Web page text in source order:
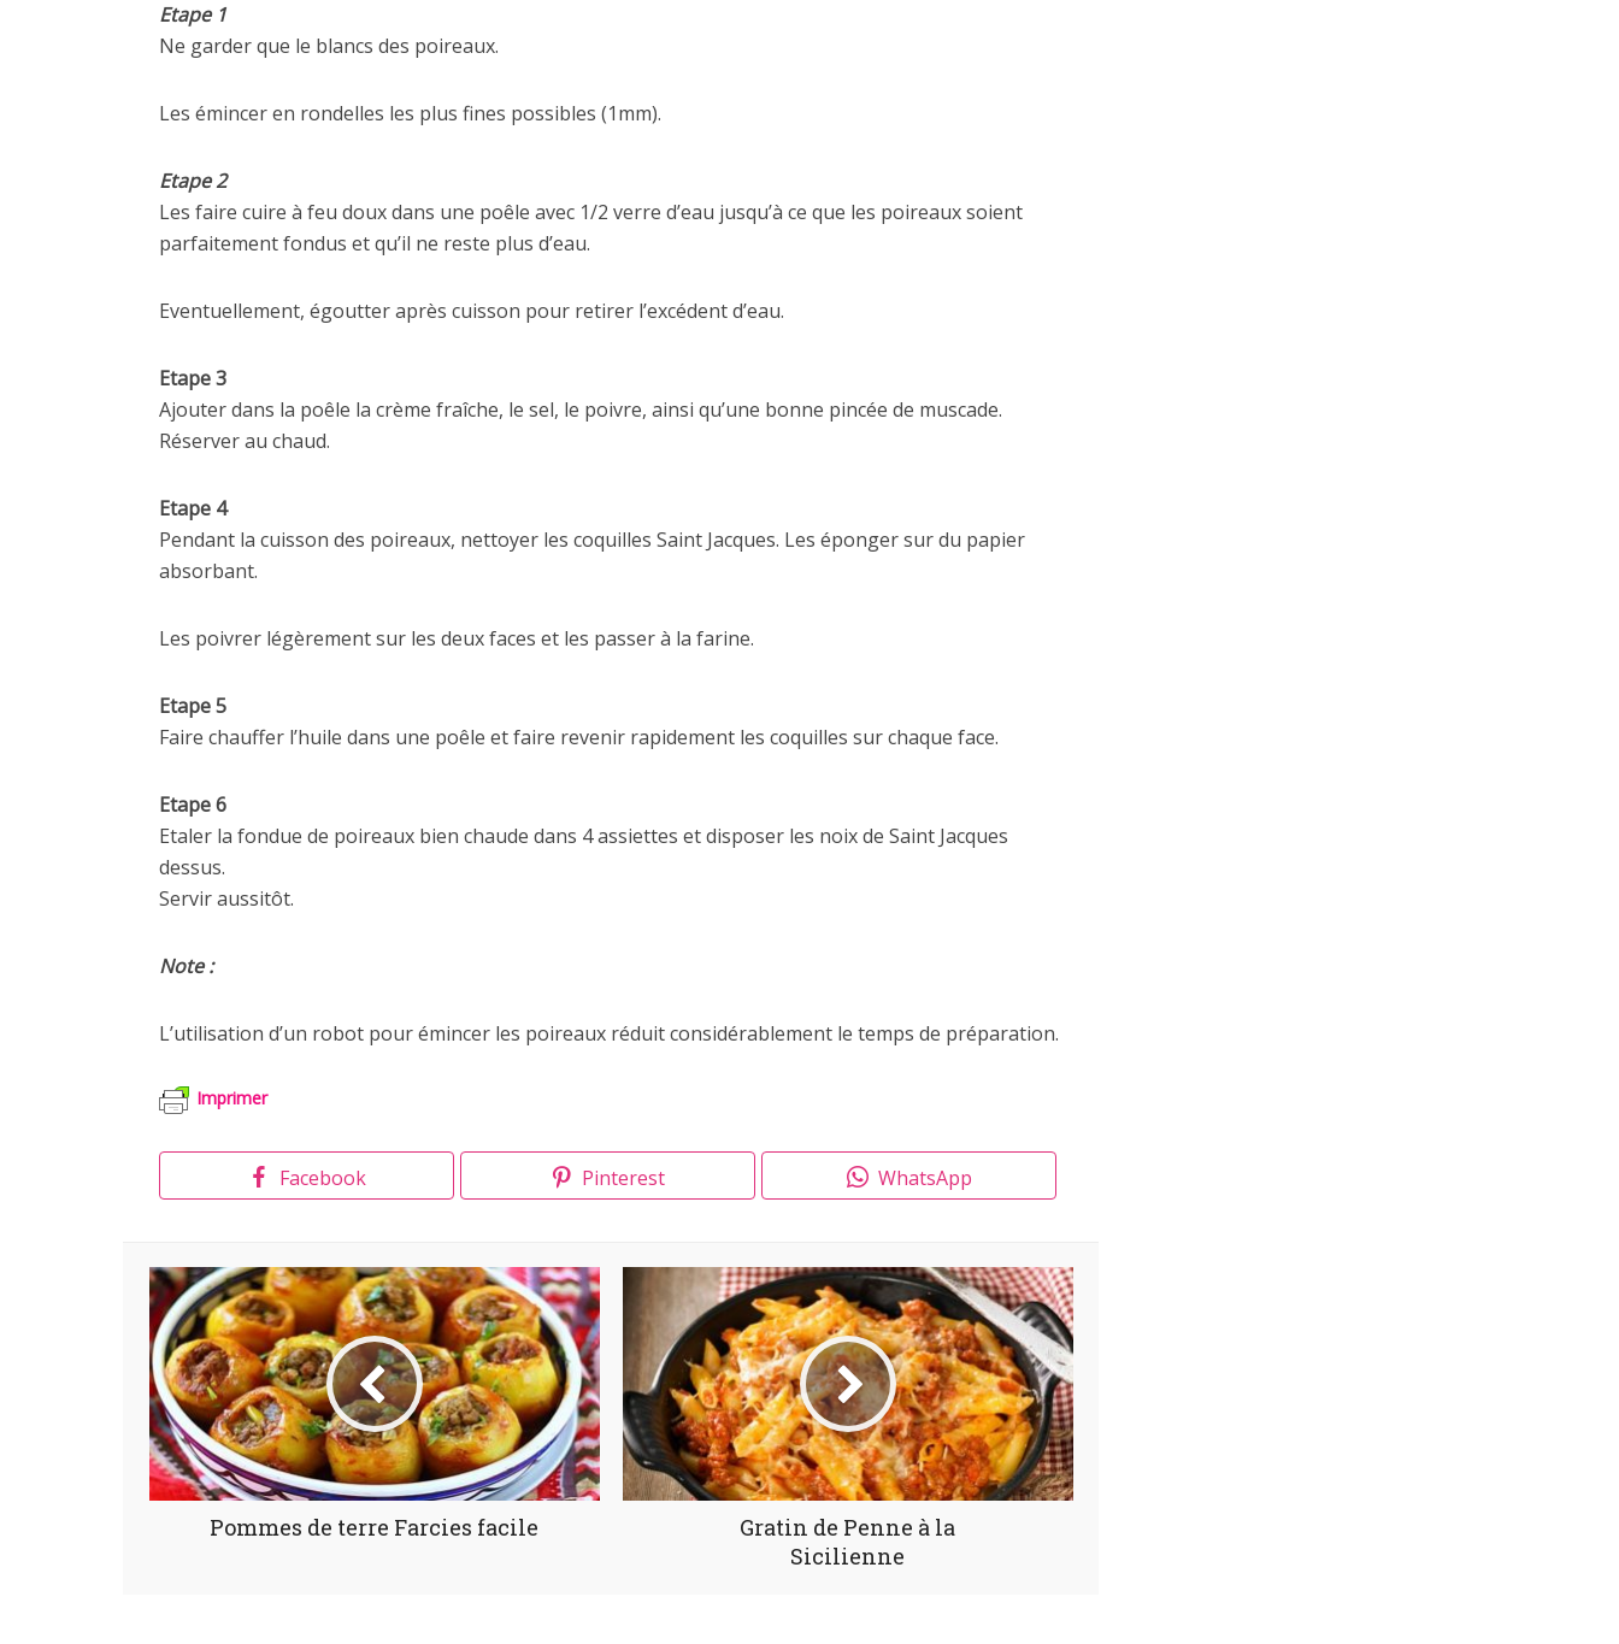
Etape 1
Ne garder que le blancs des poireaux.
Les émincer en rondelles les plus fines possibles (1mm).
Etape 2
Les faire cuire à feu doux dans une poêle avec 1/2 verre d’eau jusqu’à ce que les poireaux soient
parfaitement fondus et qu’il ne reste plus d’eau.
Eventuellement, égoutter après cuisson pour retirer l’excédent d’eau.
Etape 3
Ajouter dans la poêle la crème fraîche, le sel, le poivre, ainsi qu’une bonne pincée de muscade.
Réserver au chaud.
Etape 4
Pendant la cuisson des poireaux, nettoyer les coquilles Saint Jacques. Les éponger sur du papier
absorbant.
Les poivrer légèrement sur les deux faces et les passer à la farine.
Etape 5
Faire chauffer l’huile dans une poêle et faire revenir rapidement les coquilles sur chaque face.
Etape 6
Etaler la fondue de poireaux bien chaude dans 4 assiettes et disposer les noix de Saint Jacques
dessus.
Servir aussitôt.
Note :
L’utilisation d’un robot pour émincer les poireaux réduit considérablement le temps de préparation.
Imprimer
Facebook Pinterest WhatsApp
Pommes de terre Farcies facile
Gratin de Penne à la
Sicilienne